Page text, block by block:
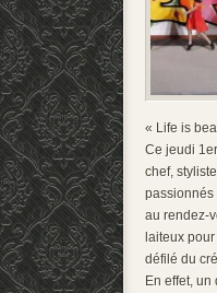
« Life is
Ce jeudi
chef,
passionnés
au rendez-
laiteux
défilé du
En effet,